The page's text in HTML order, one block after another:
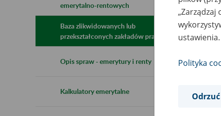
emerytalno-rentowych
Baza zlikwidowanych lub
przekształconych zakładów pracy
Opis spraw - emerytury i renty
Kalkulatory emerytalne
„Zarządzaj
Polityka